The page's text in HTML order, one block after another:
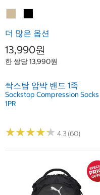
더 많은 옵션
13,990원
한 쌍당 13,990원
싹스탑 압박 밴드 1족
Sockstop Compression Socks
1PR
★★★★★
★★★★★ 4.3 (60)